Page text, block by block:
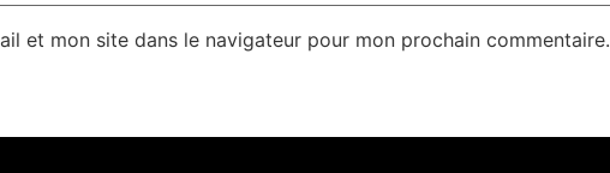
et mon site dans le navigateur pour mon prochain commentaire.